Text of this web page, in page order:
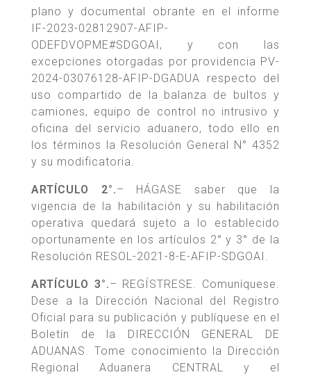
plano y documental obrante en el informe
IF-2023-02812907-AFIP-
ODEFDVOPME#SDGOAI, y con las
excepciones otorgadas por providencia PV-
2024-03076128-AFIP-DGADUA respecto del
uso compartido de la balanza de bultos y
camiones, equipo de control no intrusivo y
oficina del servicio aduanero, todo ello en
los términos la Resolución General N° 4352
y su modificatoria.
ARTÍCULO 2°.– HÁGASE saber que la
vigencia de la habilitación y su habilitación
operativa quedará sujeto a lo establecido
oportunamente en los artículos 2° y 3° de la
Resolución RESOL-2021-8-E-AFIP-SDGOAI.
ARTÍCULO 3°.– REGÍSTRESE. Comuníquese.
Dese a la Dirección Nacional del Registro
Oficial para su publicación y publíquese en el
Boletín de la DIRECCIÓN GENERAL DE
ADUANAS. Tome conocimiento la Dirección
Regional Aduanera CENTRAL y el